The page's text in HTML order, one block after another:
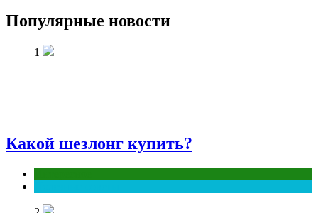
Популярные новости
1
Какой шезлонг купить?